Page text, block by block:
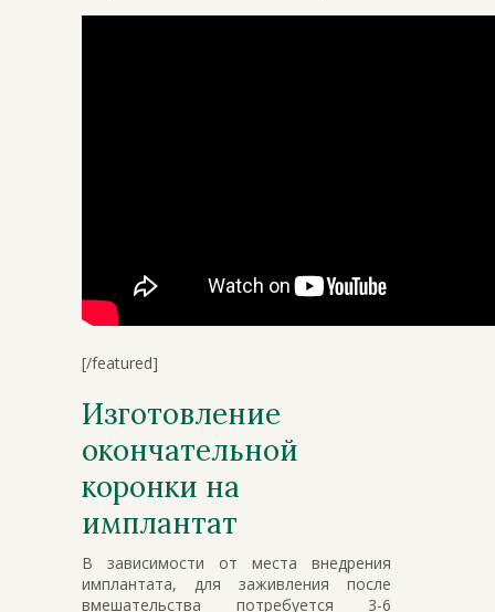
[/featured]
Изготовление
окончательной
коронки на
имплантат
В зависимости от места внедрения
имплантата, для заживления после
вмешательства потребуется 3-6